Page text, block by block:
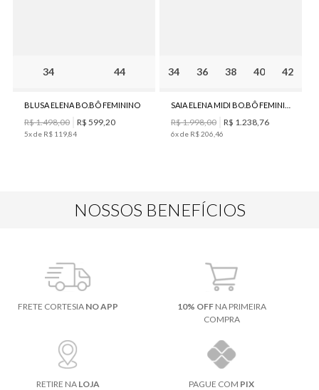
34 44
BLUSA ELENA BO.BÔ FEMININO
R$1.498,00 R$ 599 20
5x de R$ 11984
34 36 38 40 42
R$1.998,00 R$ 1 238 76
6x de R$206 46
NOSSOS BENEFÍCIOS
FRETE CORTESIA NO APP 10% OFFNA PRIMEIRA
COMPRA
RETIRE NA LOJA PAGUE COM PIX